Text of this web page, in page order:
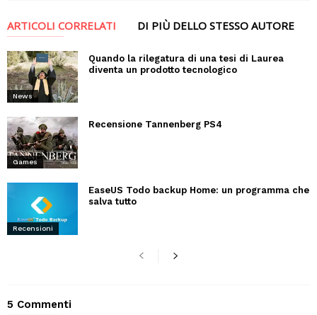
ARTICOLI CORRELATI DI PIÙ DELLO STESSO AUTORE
News
Quando la rilegatura di una tesi di Laurea
diventa un prodotto tecnologico
Games
Recensione Tannenberg PS4
Recensioni
EaseUS Todo backup Home: un programma che
salva tutto
5 Commenti